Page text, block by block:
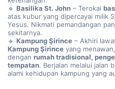
🔹 Basilika St. John – Terokai
atas kubur yang dipercayai milik
Yesus. Nikmati pemandangan
sekitarnya.
🔹 Kampung Şirince
Kampung Şirince yang
dengan rumah tradisional,
tempatan. Berjalan melalui jalan
alami kehidupan kampung yang